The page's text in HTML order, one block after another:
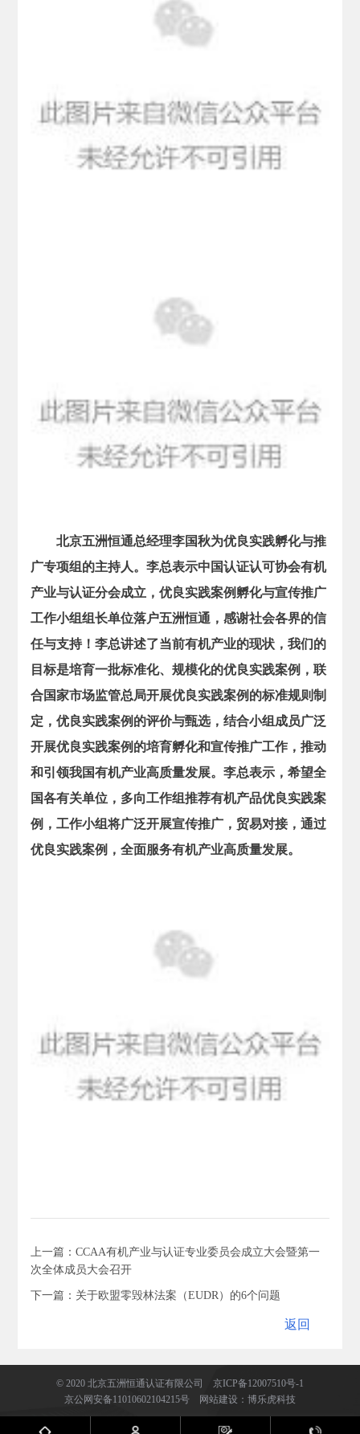
北京五洲恒通总经理李国秋为优良实践孵化与推
广专项组的主持人。李总表示中国认证认可协会有机
产业与认证分会成立，优良实践案例孵化与宣传推广
工作小组组长单位落户五洲恒通，感谢社会各界的信
任与支持！李总讲述了当前有机产业的现状，我们的
目标是培育一批标准化、规模化的优良实践案例，联
合国家市场监管总局开展优良实践案例的标准规则制
定，优良实践案例的评价与甄选，结合小组成员广泛
开展优良实践案例的培育孵化和宣传推广工作，推动
和引领我国有机产业高质量发展。李总表示，希望全
国各有关单位，多向工作组推荐有机产品优良实践案
例，工作小组将广泛开展宣传推广，贸易对接，通过
优良实践案例，全面服务有机产业高质量发展。
上一篇：CCAA有机产业与认证专业委员会成立大会暨第一
次全体成员大会召开
下一篇：关于欧盟零毁林法案（EUDR）的6个问题
返回
© 2020 北京五洲恒通认证有限公司 京ICP备12007510号-1
京公网安备11010602104215号
网站建设 ： 博乐虎科技